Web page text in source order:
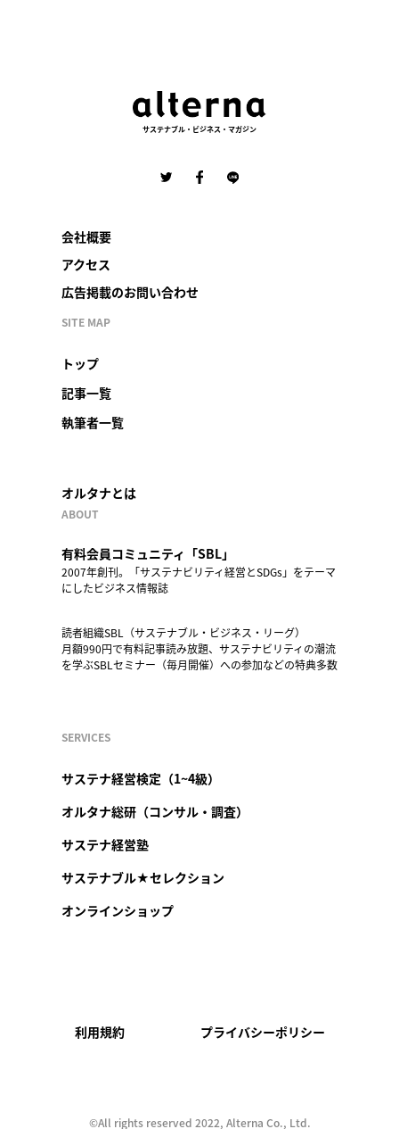
サステナブル・ビジネス・マガジン
会社概要
アクセス
広告掲載のお問い合わせ
SITE MAP
トップ
記事一覧
執筆者一覧
オルタナとは
ABOUT
有料会員コミュニティ「SBL」
2007年創刊。「サステナビリティ経営とSDGs」をテーマ
にしたビジネス情報誌
読者組織SBL（サステナブル・ビジネス・リーグ）
月額990円で有料記事読み放題、サステナビリティの潮流
を学ぶSBLセミナー（毎月開催）への参加などの特典多数
SERVICES
サステナ経営検定（1~4級）
オルタナ総研（コンサル・調査）
サステナ経営塾
サステナブル★セレクション
オンラインショップ
利用規約 プライバシーポリシー
©︎All rights reserved 2022, Alterna Co., Ltd.